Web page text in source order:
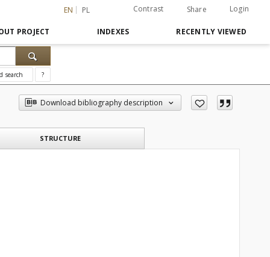
EN PL Contrast Share Login
PROJECT INDEXES RECENTLY VIEWED
search ?
Download bibliography description
STRUCTURE